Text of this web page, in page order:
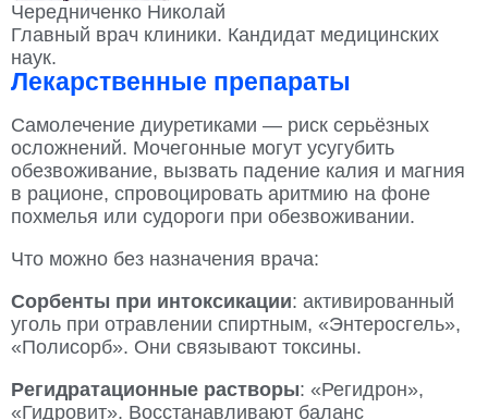
Чередниченко Николай
Главный врач клиники. Кандидат медицинских
наук.
Лекарственные препараты
Самолечение диуретиками — риск серьёзных
осложнений. Мочегонные могут усугубить
обезвоживание, вызвать падение калия и магния
в рационе, спровоцировать аритмию на фоне
похмелья или судороги при обезвоживании.
Что можно без назначения врача:
Сорбенты при интоксикации: активированный
уголь при отравлении спиртным, «Энтеросгель»,
«Полисорб». Они связывают токсины.
Регидратационные растворы: «Регидрон»,
«Гидровит». Восстанавливают баланс